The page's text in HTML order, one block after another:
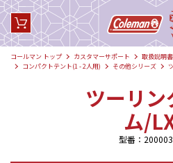
コールマン トップ カスタマーサポート 取扱説明
コンパクトテント(1 - 2人用)
その他シリーズ
ツーリン
ム/
型番：